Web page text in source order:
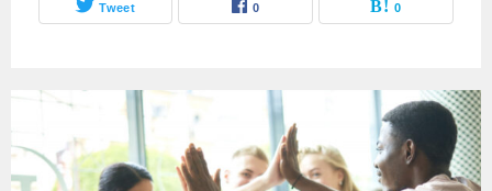
Tweet 0 0